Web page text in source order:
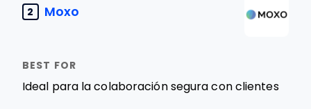
2 Moxo
Ideal para la colaboración segura con clientes